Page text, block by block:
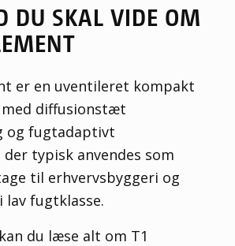
DU SKAL VIDE OM
er en uventileret kompakt
diffusionstæt
og fugtadaptivt
typisk anvendes som
til erhvervsbyggeri og
fugtklasse.
du læse alt om T1